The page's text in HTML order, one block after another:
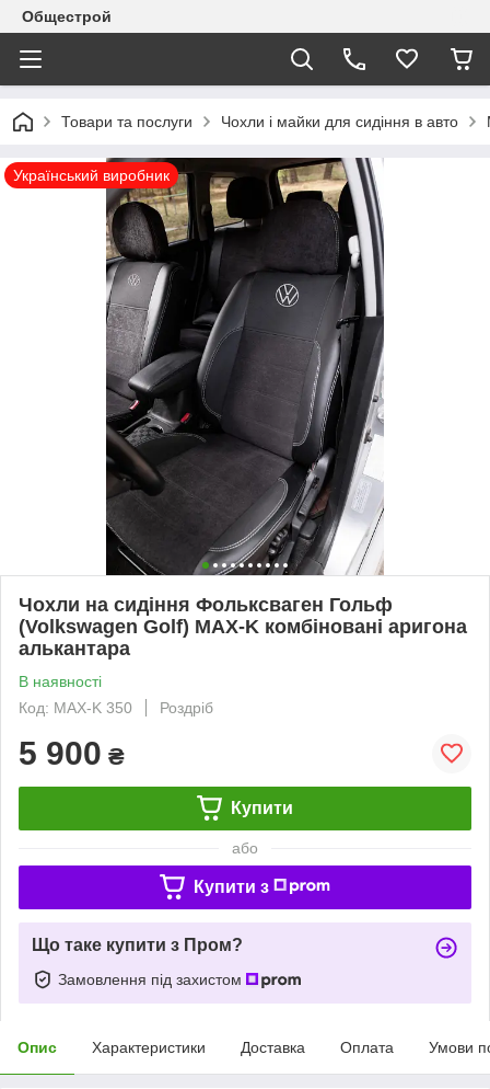
Общестрой
Товари та послуги Чохли і майки для сидіння в авто
Український виробник
Чохли на сидіння Фольксваген Гольф
(Volkswagen Golf) MAX-K комбіновані аригона
алькантара
В наявності
Код: MAX-K 350
Роздріб
5 900 ₴
Купити
або
Купити з
Що таке купити з Пром?
Замовлення під захистом
Опис Характеристики Доставка Оплата Умови